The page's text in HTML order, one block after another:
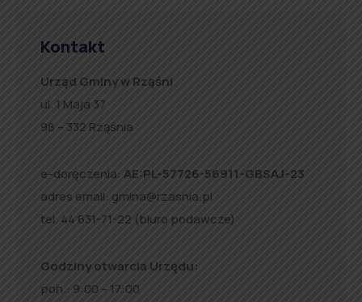
Kontakt
Urząd Gminy w Rząśni
ul. 1 Maja 37
98 – 332 Rząśnia
e-doręczenia: AE:PL-57726-56911-GBSAJ-23
adres email: gmina@rzasnia.pl
tel. 44 631-71-22 (biuro podawcze)
Godziny otwarcia Urzędu:
pon.: 9:00 – 17:00